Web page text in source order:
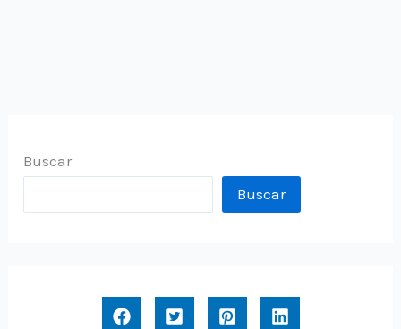
Buscar
Buscar